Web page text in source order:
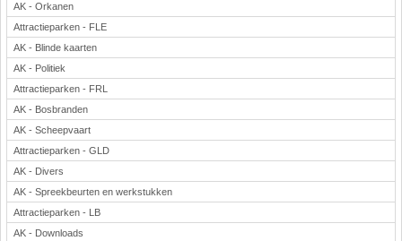
AK - Orkanen
Attractieparken - FLE
AK - Blinde kaarten
AK - Politiek
Attractieparken - FRL
AK - Bosbranden
AK - Scheepvaart
Attractieparken - GLD
AK - Divers
AK - Spreekbeurten en werkstukken
Attractieparken - LB
AK - Downloads